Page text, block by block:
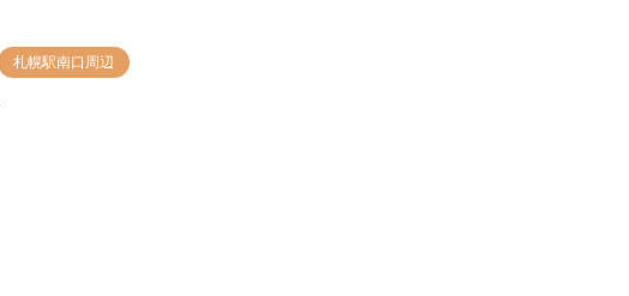
札幌駅南口周辺